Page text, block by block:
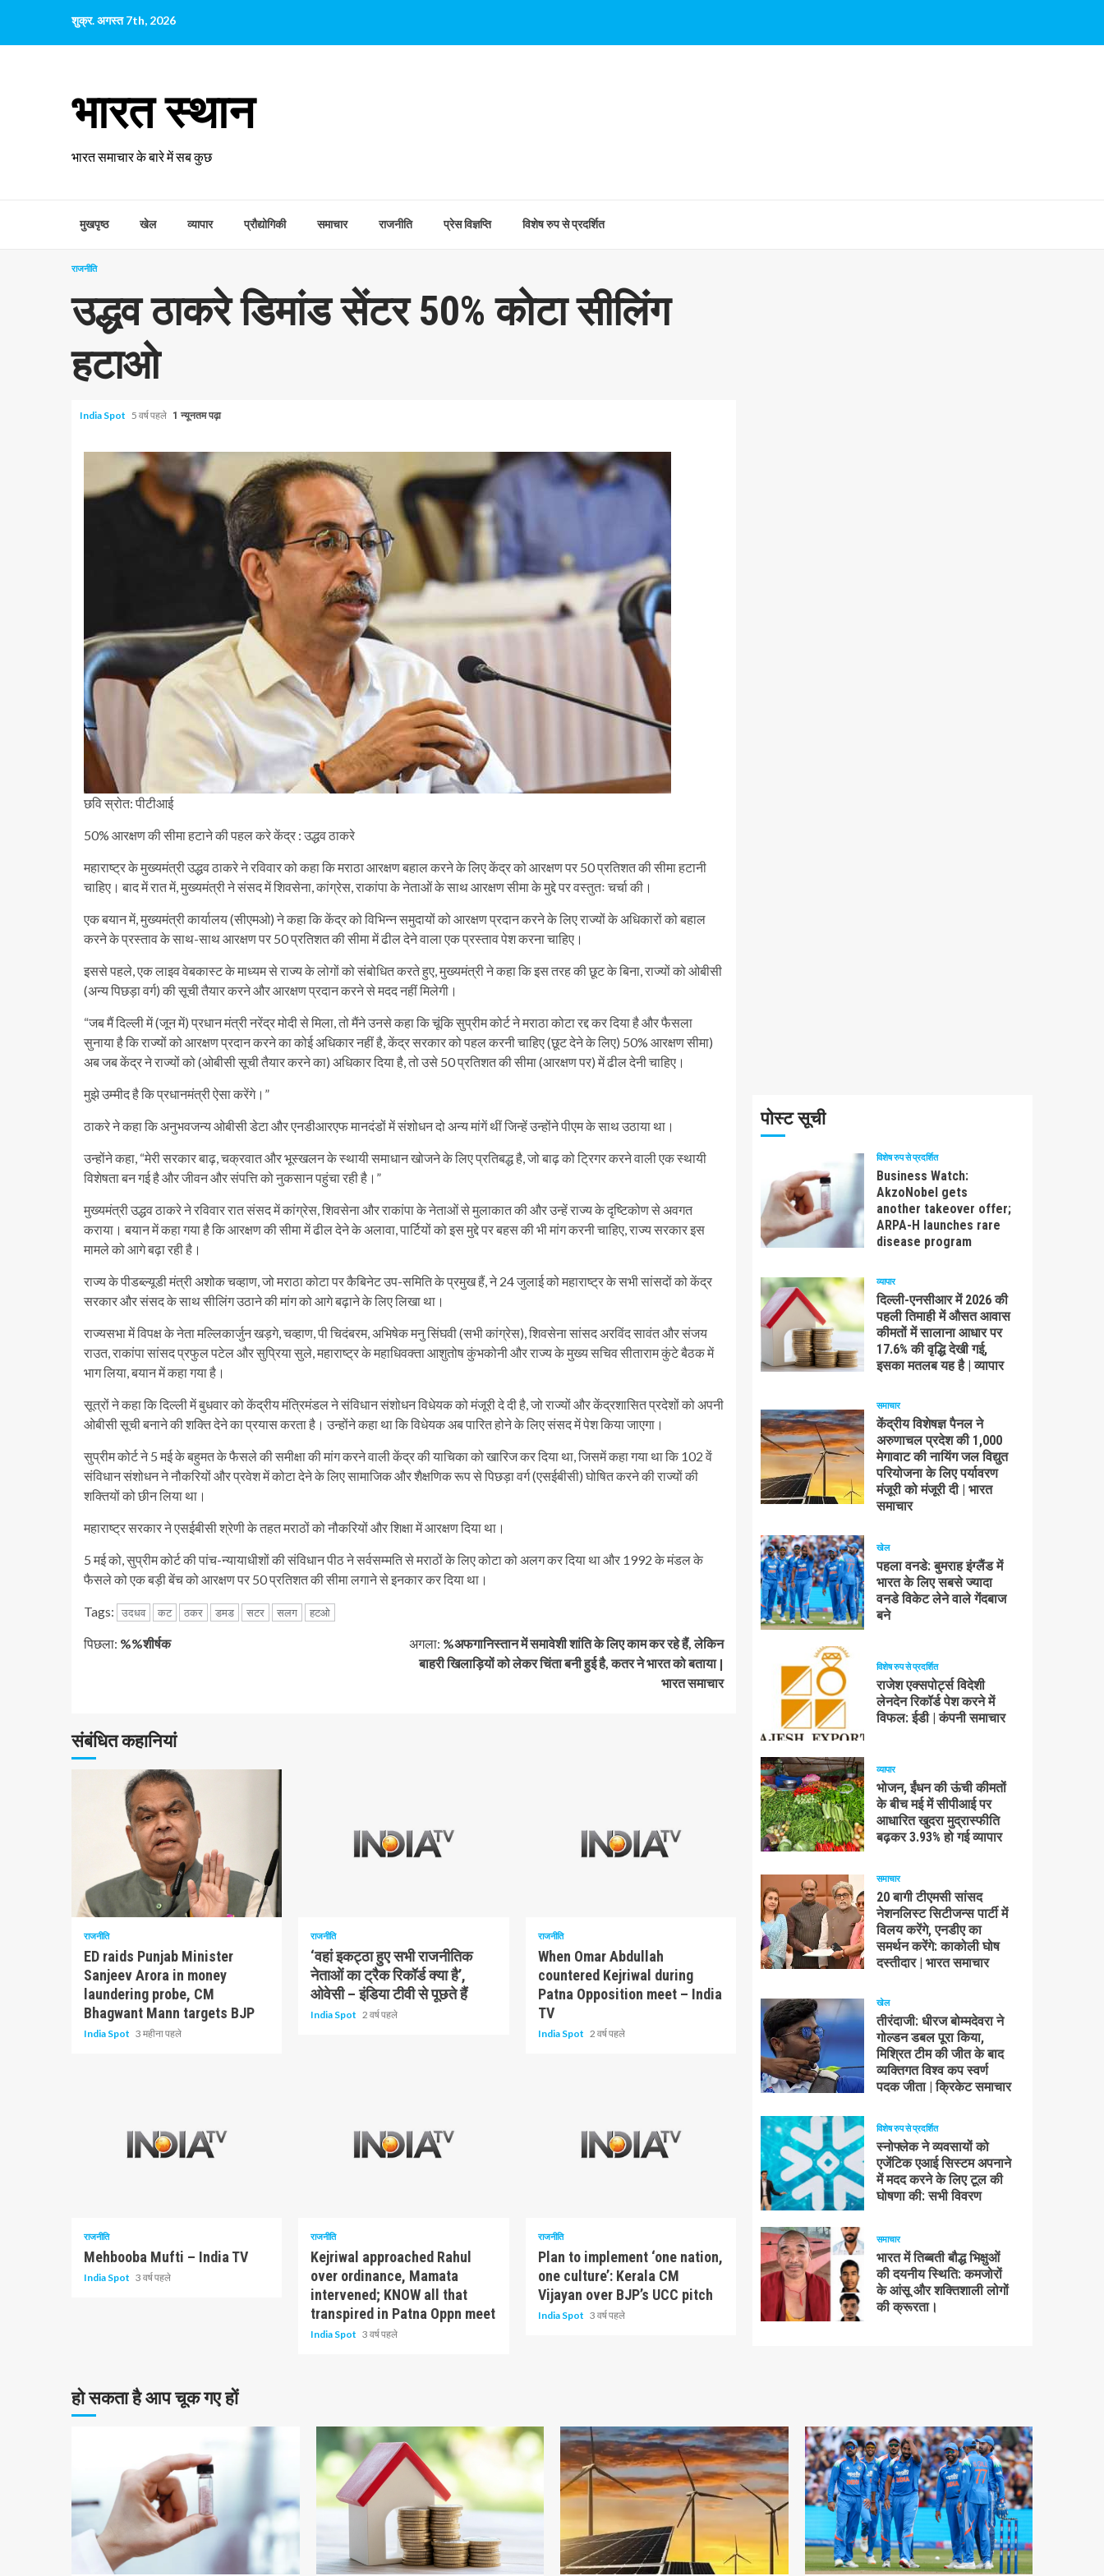
पर
शुक्र. अगस्त 7th, 2026
भारत स्थान
भारत समाचार के बारे में सब कुछ
मुखपृष्ठ खेल व्यापार प्रौद्योगिकी समाचार राजनीति प्रेस विज्ञप्ति विशेष रुप से प्रदर्शित
राजनीति
उद्धव ठाकरे डिमांड सेंटर 50% कोटा सीलिंग
हटाओ
India Spot 5 वर्ष पहले 1 न्यूनतम पढ़ा
छवि स्रोत: पीटीआई
50% आरक्षण की सीमा हटाने की पहल करे केंद्र : उद्धव ठाकरे
महाराष्ट्र के मुख्यमंत्री उद्धव ठाकरे ने रविवार को कहा कि मराठा आरक्षण बहाल करने के लिए केंद्र को आरक्षण पर 50 प्रतिशत की सीमा हटानी
चाहिए। बाद में रात में, मुख्यमंत्री ने संसद में शिवसेना, कांग्रेस, राकांपा के नेताओं के साथ आरक्षण सीमा के मुद्दे पर वस्तुतः चर्चा की।
एक बयान में, मुख्यमंत्री कार्यालय (सीएमओ) ने कहा कि केंद्र को विभिन्न समुदायों को आरक्षण प्रदान करने के लिए राज्यों के अधिकारों को बहाल
करने के प्रस्ताव के साथ-साथ आरक्षण पर 50 प्रतिशत की सीमा में ढील देने वाला एक प्रस्ताव पेश करना चाहिए।
इससे पहले, एक लाइव वेबकास्ट के माध्यम से राज्य के लोगों को संबोधित करते हुए, मुख्यमंत्री ने कहा कि इस तरह की छूट के बिना, राज्यों को ओबीसी
(अन्य पिछड़ा वर्ग) की सूची तैयार करने और आरक्षण प्रदान करने से मदद नहीं मिलेगी।
“जब मैं दिल्ली में (जून में) प्रधान मंत्री नरेंद्र मोदी से मिला, तो मैंने उनसे कहा कि चूंकि सुप्रीम कोर्ट ने मराठा कोटा रद्द कर दिया है और फैसला
सुनाया है कि राज्यों को आरक्षण प्रदान करने का कोई अधिकार नहीं है, केंद्र सरकार को पहल करनी चाहिए (छूट देने के लिए) 50% आरक्षण सीमा)
अब जब केंद्र ने राज्यों को (ओबीसी सूची तैयार करने का) अधिकार दिया है, तो उसे 50 प्रतिशत की सीमा (आरक्षण पर) में ढील देनी चाहिए।
मुझे उम्मीद है कि प्रधानमंत्री ऐसा करेंगे।”
ठाकरे ने कहा कि अनुभवजन्य ओबीसी डेटा और एनडीआरएफ मानदंडों में संशोधन दो अन्य मांगें थीं जिन्हें उन्होंने पीएम के साथ उठाया था।
उन्होंने कहा, “मेरी सरकार बाढ़, चक्रवात और भूस्खलन के स्थायी समाधान खोजने के लिए प्रतिबद्ध है, जो बाढ़ को ट्रिगर करने वाली एक स्थायी
विशेषता बन गई है और जीवन और संपत्ति को नुकसान पहुंचा रही है।”
मुख्यमंत्री उद्धव ठाकरे ने रविवार रात संसद में कांग्रेस, शिवसेना और राकांपा के नेताओं से मुलाकात की और उन्हें राज्य के दृष्टिकोण से अवगत
कराया। बयान में कहा गया है कि आरक्षण की सीमा में ढील देने के अलावा, पार्टियों को इस मुद्दे पर बहस की भी मांग करनी चाहिए, राज्य सरकार इस
मामले को आगे बढ़ा रही है।
राज्य के पीडब्ल्यूडी मंत्री अशोक चव्हाण, जो मराठा कोटा पर कैबिनेट उप-समिति के प्रमुख हैं, ने 24 जुलाई को महाराष्ट्र के सभी सांसदों को केंद्र
सरकार और संसद के साथ सीलिंग उठाने की मांग को आगे बढ़ाने के लिए लिखा था।
राज्यसभा में विपक्ष के नेता मल्लिकार्जुन खड़गे, चव्हाण, पी चिदंबरम, अभिषेक मनु सिंघवी (सभी कांग्रेस), शिवसेना सांसद अरविंद सावंत और संजय
राउत, राकांपा सांसद प्रफुल पटेल और सुप्रिया सुले, महाराष्ट्र के महाधिवक्ता आशुतोष कुंभकोनी और राज्य के मुख्य सचिव सीताराम कुंटे बैठक में
भाग लिया, बयान में कहा गया है।
सूत्रों ने कहा कि दिल्ली में बुधवार को केंद्रीय मंत्रिमंडल ने संविधान संशोधन विधेयक को मंजूरी दे दी है, जो राज्यों और केंद्रशासित प्रदेशों को अपनी
ओबीसी सूची बनाने की शक्ति देने का प्रयास करता है। उन्होंने कहा था कि विधेयक अब पारित होने के लिए संसद में पेश किया जाएगा।
सुप्रीम कोर्ट ने 5 मई के बहुमत के फैसले की समीक्षा की मांग करने वाली केंद्र की याचिका को खारिज कर दिया था, जिसमें कहा गया था कि 102 वें
संविधान संशोधन ने नौकरियों और प्रवेश में कोटा देने के लिए सामाजिक और शैक्षणिक रूप से पिछड़ा वर्ग (एसईबीसी) घोषित करने की राज्यों की
शक्तियों को छीन लिया था।
महाराष्ट्र सरकार ने एसईबीसी श्रेणी के तहत मराठों को नौकरियों और शिक्षा में आरक्षण दिया था।
5 मई को, सुप्रीम कोर्ट की पांच-न्यायाधीशों की संविधान पीठ ने सर्वसम्मति से मराठों के लिए कोटा को अलग कर दिया था और 1992 के मंडल के
फैसले को एक बड़ी बेंच को आरक्षण पर 50 प्रतिशत की सीमा लगाने से इनकार कर दिया था।
Tags: उदधव कट ठकर डमड सटर सलग हटओ
जारी
रहे
पिछला: %%शीर्षक अगला: %अफगानिस्तान में समावेशी शांति के लिए काम कर रहे हैं, लेकिन
बाहरी खिलाड़ियों को लेकर चिंता बनी हुई है, कतर ने भारत को बताया |
भारत समाचार
संबंधित कहानियां
1 न्यूनतम पढ़ा
राजनीति
ED raids Punjab Minister
Sanjeev Arora in money
laundering probe, CM
Bhagwant Mann targets BJP
India Spot 3 महीना पहले
राजनीति
‘वहां इकट्ठा हुए सभी राजनीतिक
नेताओं का ट्रैक रिकॉर्ड क्या है’,
ओवेसी – इंडिया टीवी से पूछते हैं
India Spot 2 वर्ष पहले
राजनीति
When Omar Abdullah
countered Kejriwal during
Patna Opposition meet – India
TV
India Spot 2 वर्ष पहले
राजनीति
Mehbooba Mufti – India TV
India Spot 3 वर्ष पहले
राजनीति
Kejriwal approached Rahul
over ordinance, Mamata
intervened; KNOW all that
transpired in Patna Oppn meet
India Spot 3 वर्ष पहले
राजनीति
Plan to implement ‘one nation,
one culture’: Kerala CM
Vijayan over BJP’s UCC pitch
India Spot 3 वर्ष पहले
पोस्ट सूची
विशेष रुप से प्रदर्शित
Business Watch:
AkzoNobel gets
another takeover offer;
ARPA-H launches rare
disease program
व्यापार
दिल्ली-एनसीआर में 2026 की
पहली तिमाही में औसत आवास
कीमतों में सालाना आधार पर
17.6% की वृद्धि देखी गई,
इसका मतलब यह है | व्यापार
समाचार
केंद्रीय विशेषज्ञ पैनल ने
अरुणाचल प्रदेश की 1,000
मेगावाट की नायिंग जल विद्युत
परियोजना के लिए पर्यावरण
मंजूरी को मंजूरी दी | भारत
समाचार
खेल
पहला वनडे: बुमराह इंग्लैंड में
भारत के लिए सबसे ज्यादा
वनडे विकेट लेने वाले गेंदबाज
बने
विशेष रुप से प्रदर्शित
राजेश एक्सपोर्ट्स विदेशी
लेनदेन रिकॉर्ड पेश करने में
विफल: ईडी | कंपनी समाचार
व्यापार
भोजन, ईंधन की ऊंची कीमतों
के बीच मई में सीपीआई पर
आधारित खुदरा मुद्रास्फीति
बढ़कर 3.93% हो गई व्यापार
समाचार
20 बागी टीएमसी सांसद
नेशनलिस्ट सिटीजन्स पार्टी में
विलय करेंगे, एनडीए का
समर्थन करेंगे: काकोली घोष
दस्तीदार | भारत समाचार
खेल
तीरंदाजी: धीरज बोम्मदेवरा ने
गोल्डन डबल पूरा किया,
मिश्रित टीम की जीत के बाद
व्यक्तिगत विश्व कप स्वर्ण
पदक जीता | क्रिकेट समाचार
विशेष रुप से प्रदर्शित
स्नोफ्लेक ने व्यवसायों को
एजेंटिक एआई सिस्टम अपनाने
में मदद करने के लिए टूल की
घोषणा की: सभी विवरण
समाचार
भारत में तिब्बती बौद्ध भिक्षुओं
की दयनीय स्थिति: कमजोरों
के आंसू और शक्तिशाली लोगों
की क्रूरता।
हो सकता है आप चूक गए हों
10 न्यूनतम पढ़ा 1 न्यूनतम पढ़ा 1 न्यूनतम पढ़ा 1 न्यूनतम पढ़ा